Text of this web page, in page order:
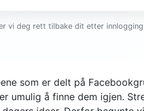
vi deg rett tilbake dit etter innlogging.
som er delt på
umulig å finne dem igjen.